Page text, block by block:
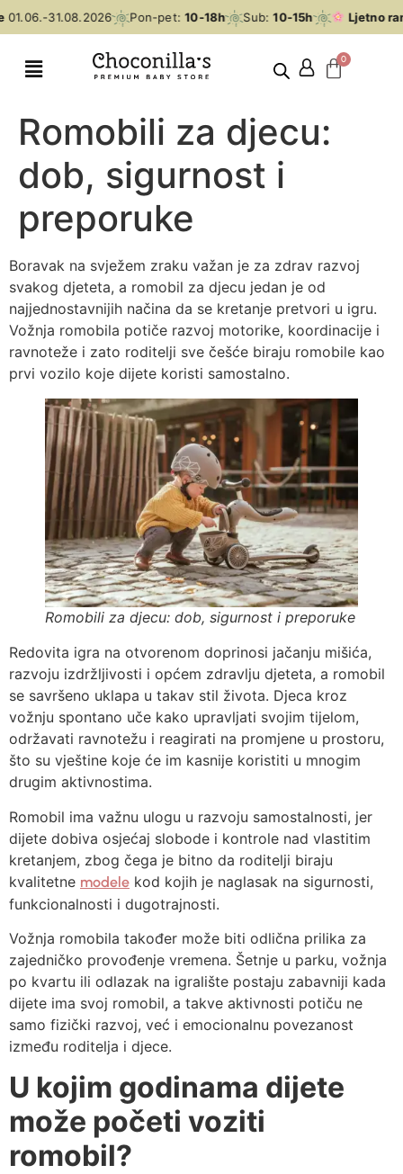
31.08.2026 Pon-pet:10-18h Sub:10-15h Ljetno
Romobili za djecu:
dob, sigurnost i
preporuke
Boravak na svježem zraku važan je za zdrav razvoj
svakog djeteta, a romobil za djecu jedan je od
najjednostavnijih načina da se kretanje pretvori u igru.
Vožnja romobila potiče razvoj motorike, koordinacije i
ravnoteže i zato roditelji sve češće biraju romobile kao
prvi vozilo koje dijete koristi samostalno.
Romobili za djecu: dob, sigurnost i preporuke
Redovita igra na otvorenom doprinosi jačanju mišića,
razvoju izdržljivosti i općem zdravlju djeteta, a romobil
se savršeno uklapa u takav stil života. Djeca kroz
vožnju spontano uče kako upravljati svojim tijelom,
održavati ravnotežu i reagirati na promjene u prostoru,
što su vještine koje će im kasnije koristiti u mnogim
drugim aktivnostima.
Romobil ima važnu ulogu u razvoju samostalnosti, jer
dijete dobiva osjećaj slobode i kontrole nad vlastitim
kretanjem, zbog čega je bitno da roditelji biraju
kvalitetne modele kod kojih je naglasak na sigurnosti,
funkcionalnosti i dugotrajnosti.
Vožnja romobila također može biti odlična prilika za
zajedničko provođenje vremena. Šetnje u parku, vožnja
po kvartu ili odlazak na igralište postaju zabavniji kada
dijete ima svoj romobil, a takve aktivnosti potiču ne
samo fizički razvoj, već i emocionalnu povezanost
između roditelja i djece.
U kojim godinama dijete
može početi voziti
romobil?